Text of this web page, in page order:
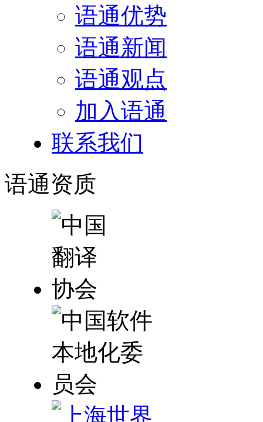
语通优势
语通新闻
语通观点
加入语通
联系我们
语通资质